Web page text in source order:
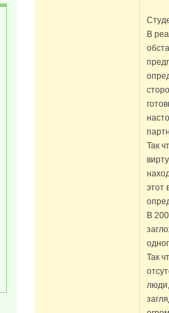
В
Так
этот
В
Так